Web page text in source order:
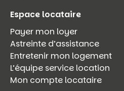
Espace locataire
Payer mon loyer
Astreinte d’assistance
Entretenir mon logement
L’équipe service location
Mon compte locataire